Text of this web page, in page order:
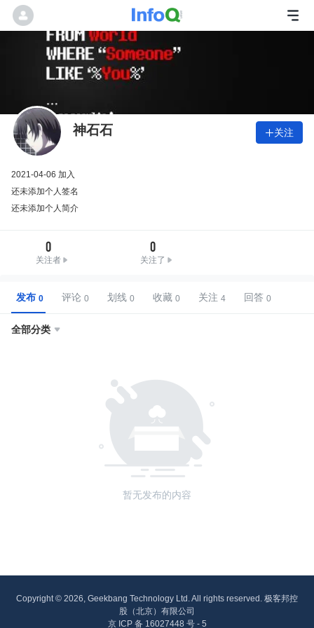
神石石 关注
2021-04-06 加入
还未添加个人签名
还未添加个人简介
0
关注者
0
关注了
发布 评论 划线 收藏 关注 回答
全部分类 
暂无发布的内容
Copyright © 2026, Geekbang Technology Ltd. All rights reserved. 极客邦控
股（北京）有限公司
京 ICP 备 16027448 号 - 5